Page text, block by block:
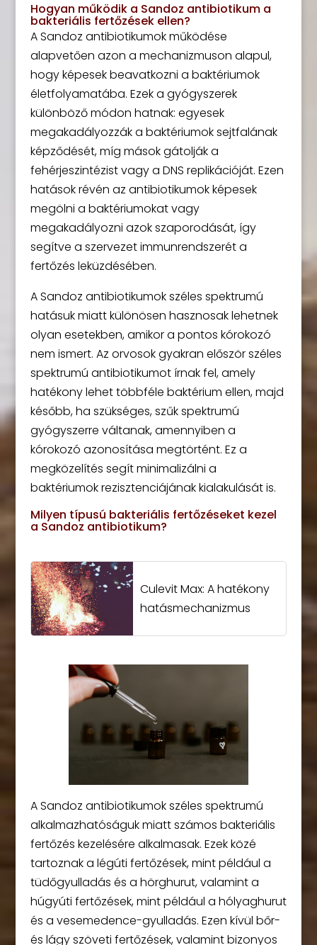
Hogyan működik a Sandoz antibiotikum a
bakteriális fertőzések ellen?
A Sandoz antibiotikumok működése
alapvetően azon a mechanizmuson alapul,
hogy képesek beavatkozni a baktériumok
életfolyamatába. Ezek a gyógyszerek
különböző módon hatnak: egyesek
megakadályozzák a baktériumok sejtfalának
képződését, míg mások gátolják a
fehérjeszintézist vagy a DNS replikációját. Ezen
hatások révén az antibiotikumok képesek
megölni a baktériumokat vagy
megakadályozni azok szaporodását, így
segítve a szervezet immunrendszerét a
fertőzés leküzdésében.
A Sandoz antibiotikumok széles spektrumú
hatásuk miatt különösen hasznosak lehetnek
olyan esetekben, amikor a pontos kórokozó
nem ismert. Az orvosok gyakran először széles
spektrumú antibiotikumot írnak fel, amely
hatékony lehet többféle baktérium ellen, majd
később, ha szükséges, szűk spektrumú
gyógyszerre váltanak, amennyiben a
kórokozó azonosítása megtörtént. Ez a
megközelítés segít minimalizálni a
baktériumok rezisztenciájának kialakulását is.
Milyen típusú bakteriális fertőzéseket kezel
a Sandoz antibiotikum?
Culevit Max: A hatékony
hatásmechanizmus
A Sandoz antibiotikumok széles spektrumú
alkalmazhatóságuk miatt számos bakteriális
fertőzés kezelésére alkalmasak. Ezek közé
tartoznak a légúti fertőzések, mint például a
tüdőgyulladás és a hörghurut, valamint a
húgyúti fertőzések, mint például a hólyaghurut
és a vesemedence-gyulladás. Ezen kívül bőr-
és lágy szöveti fertőzések, valamint bizonyos